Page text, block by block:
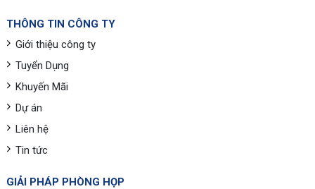
THÔNG TIN CÔNG TY
Giới thiệu công ty
Tuyển Dụng
Khuyến Mãi
Dự án
Liên hệ
Tin tức
GIẢI PHÁP PHÒNG HỌP